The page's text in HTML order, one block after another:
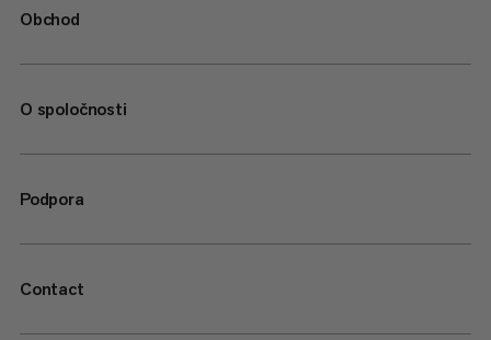
Obchod
O spoločnosti
Podpora
Contact